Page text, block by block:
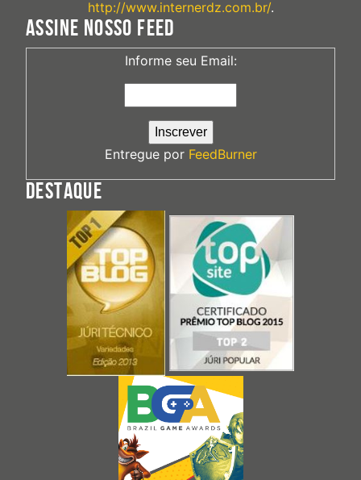
http://www.internerdz.com.br/.
ASSINE NOSSO FEED
Informe seu Email:
Entregue por FeedBurner
DESTAQUE